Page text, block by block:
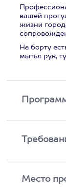
вашей
жизни
На борту
мытья рук,
Место